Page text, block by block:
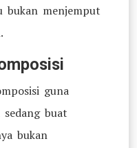
bukan menjemput
guna
buat
bukan